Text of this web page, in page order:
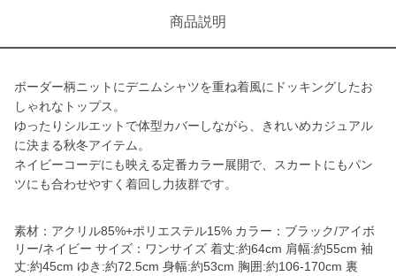
商品説明
ボーダー柄ニットにデニムシャツを重ね着風にドッキングしたお
しゃれなトップス。
ゆったりシルエットで体型カバーしながら、きれいめカジュアル
に決まる秋冬アイテム。
ネイビーコーデにも映える定番カラー展開で、スカートにもパン
ツにも合わせやすく着回し力抜群です。
素材：アクリル85%+ポリエステル15% カラー：ブラック/アイボ
リー/ネイビー サイズ：ワンサイズ 着丈:約64cm 肩幅:約55cm 袖
丈:約45cm ゆき:約72.5cm 身幅:約53cm 胸囲:約106-170cm 裏